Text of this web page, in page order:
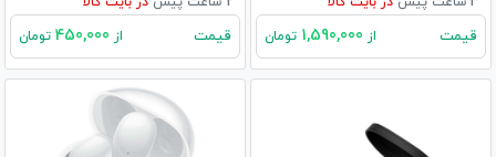
قیمت از تومان قیمت از تومان